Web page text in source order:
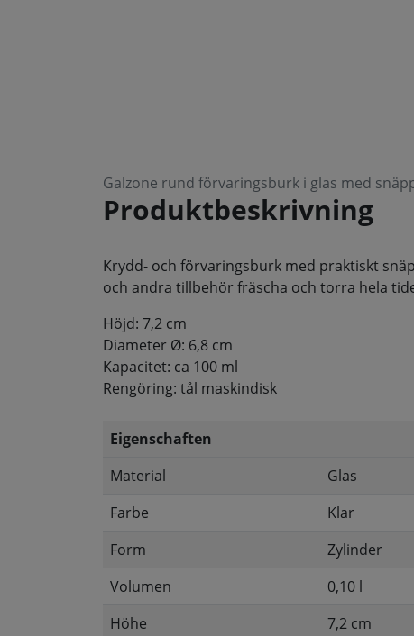
Galzone rund förvaringsburk i glas med
Produktbeskrivning
Krydd- och förvaringsburk med praktiskt
och andra tillbehör fräscha och torra hela
Höjd: 7,2 cm
Diameter Ø: 6,8 cm
Kapacitet: ca 100 ml
Rengöring: tål maskindisk
Eigenschaften
Material
Glas
Farbe
Klar
Form
Zylinder
Volumen
0,10 l
Höhe
7,2 cm